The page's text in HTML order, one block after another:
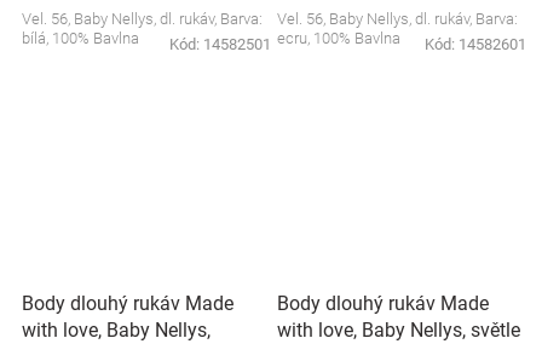
Vel. 56, Baby Nellys, dl. rukáv, Barva:
bílá, 100% Bavlna
Kód: 14582501
Vel. 56, Baby Nellys, dl. rukáv, Barva:
ecru, 100% Bavlna
Kód: 14582601
Body dlouhý rukáv Made
with love, Baby Nellys,
Body dlouhý rukáv Made
with love, Baby Nellys, světle